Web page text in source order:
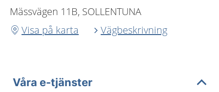
Mässvägen 11B, SOLLENTUNA
Visa på karta
Vägbeskrivning
Våra e-tjänster